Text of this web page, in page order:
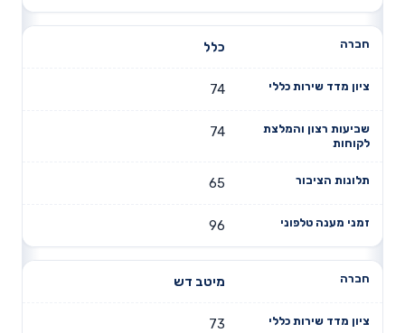
כלל
74
74
65
96
מיטב דש
73